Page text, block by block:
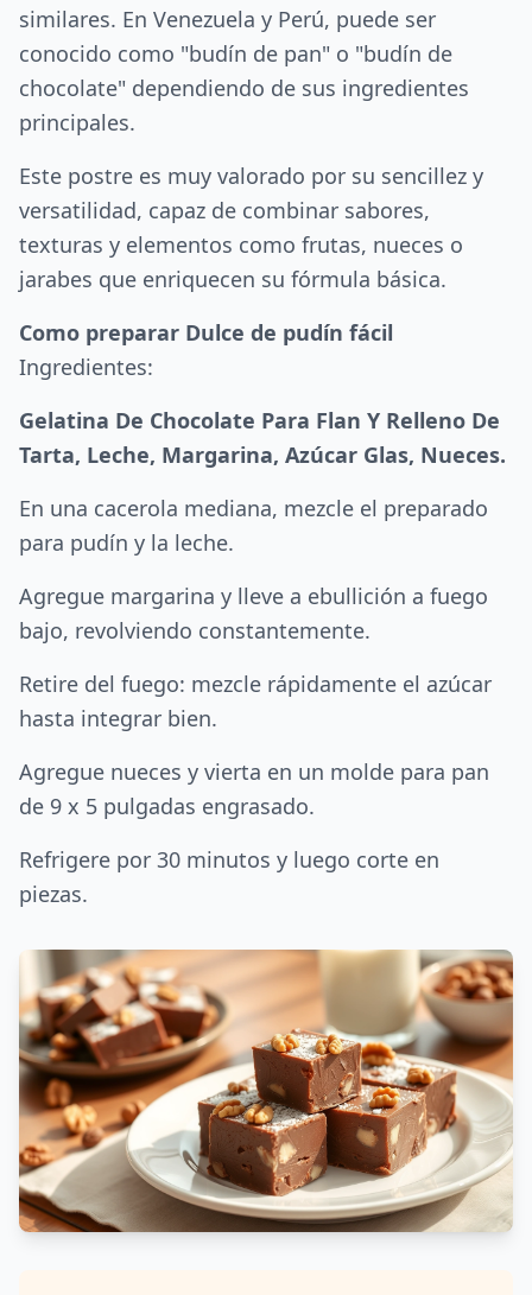
similares. En Venezuela y Perú, puede ser
conocido como "budín de pan" o "budín de
chocolate" dependiendo de sus ingredientes
principales.
Este postre es muy valorado por su sencillez y
versatilidad, capaz de combinar sabores,
texturas y elementos como frutas, nueces o
jarabes que enriquecen su fórmula básica.
Como preparar Dulce de pudín fácil
Ingredientes:
Gelatina De Chocolate Para Flan Y Relleno De
Tarta, Leche, Margarina, Azúcar Glas, Nueces.
En una cacerola mediana, mezcle el preparado
para pudín y la leche.
Agregue margarina y lleve a ebullición a fuego
bajo, revolviendo constantemente.
Retire del fuego: mezcle rápidamente el azúcar
hasta integrar bien.
Agregue nueces y vierta en un molde para pan
de 9 x 5 pulgadas engrasado.
Refrigere por 30 minutos y luego corte en
piezas.